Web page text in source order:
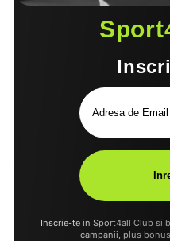
Inscrie-te in Sport4all Club si
campanii, plus